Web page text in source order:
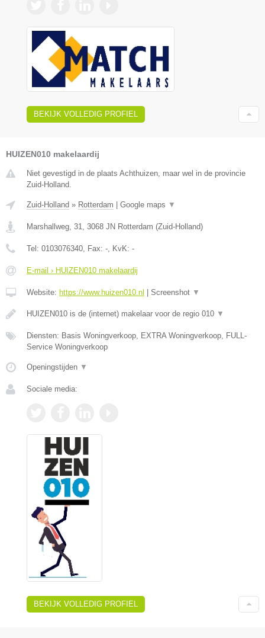
BEKIJK VOLLEDIG PROFIEL
HUIZEN010 makelaardij
Niet gevestigd in de plaats Achthuizen, maar wel in de provincie
Zuid-Holland.
Zuid-Holland » Rotterdam Google maps ▼
Marshallweg, 31, 3068 JN Rotterdam (Zuid-Holland)
Tel: 0103076340, Fax: -, KvK: -
E-mail › HUIZEN010 makelaardij
Website: https://www.huizen010.nl Screenshot ▼
HUIZEN010 is de (internet) makelaar voor de regio 010 ▼
Diensten: Basis Woningverkoop, EXTRA Woningverkoop, FULL-
Service Woningverkoop
Openingstijden ▼
Sociale media:
BEKIJK VOLLEDIG PROFIEL